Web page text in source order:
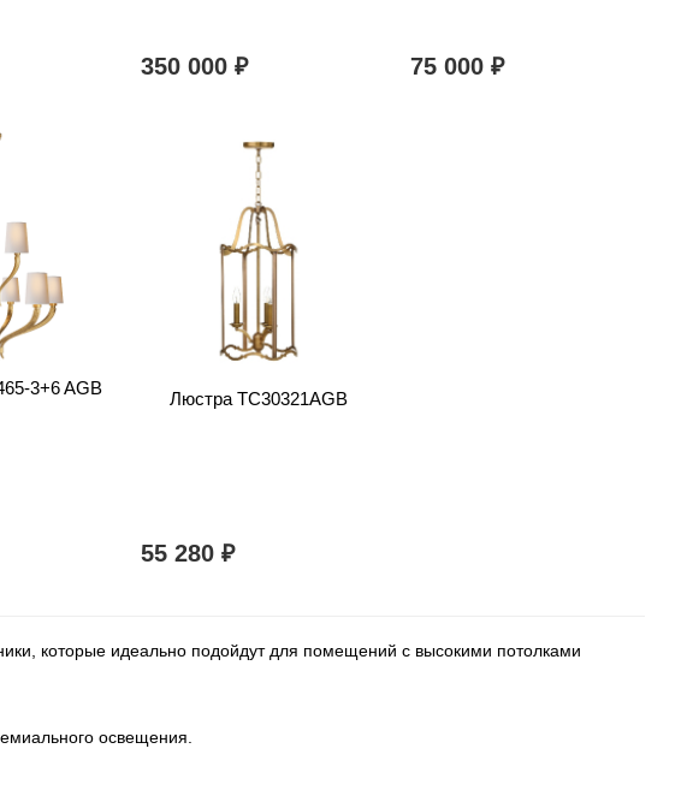
350 000₽ 75 000 ₽
3+6 AGB
Люстра TC30321AGB
55 280₽
которые идеально подойдут для помещений с высокими потолками
освещения.